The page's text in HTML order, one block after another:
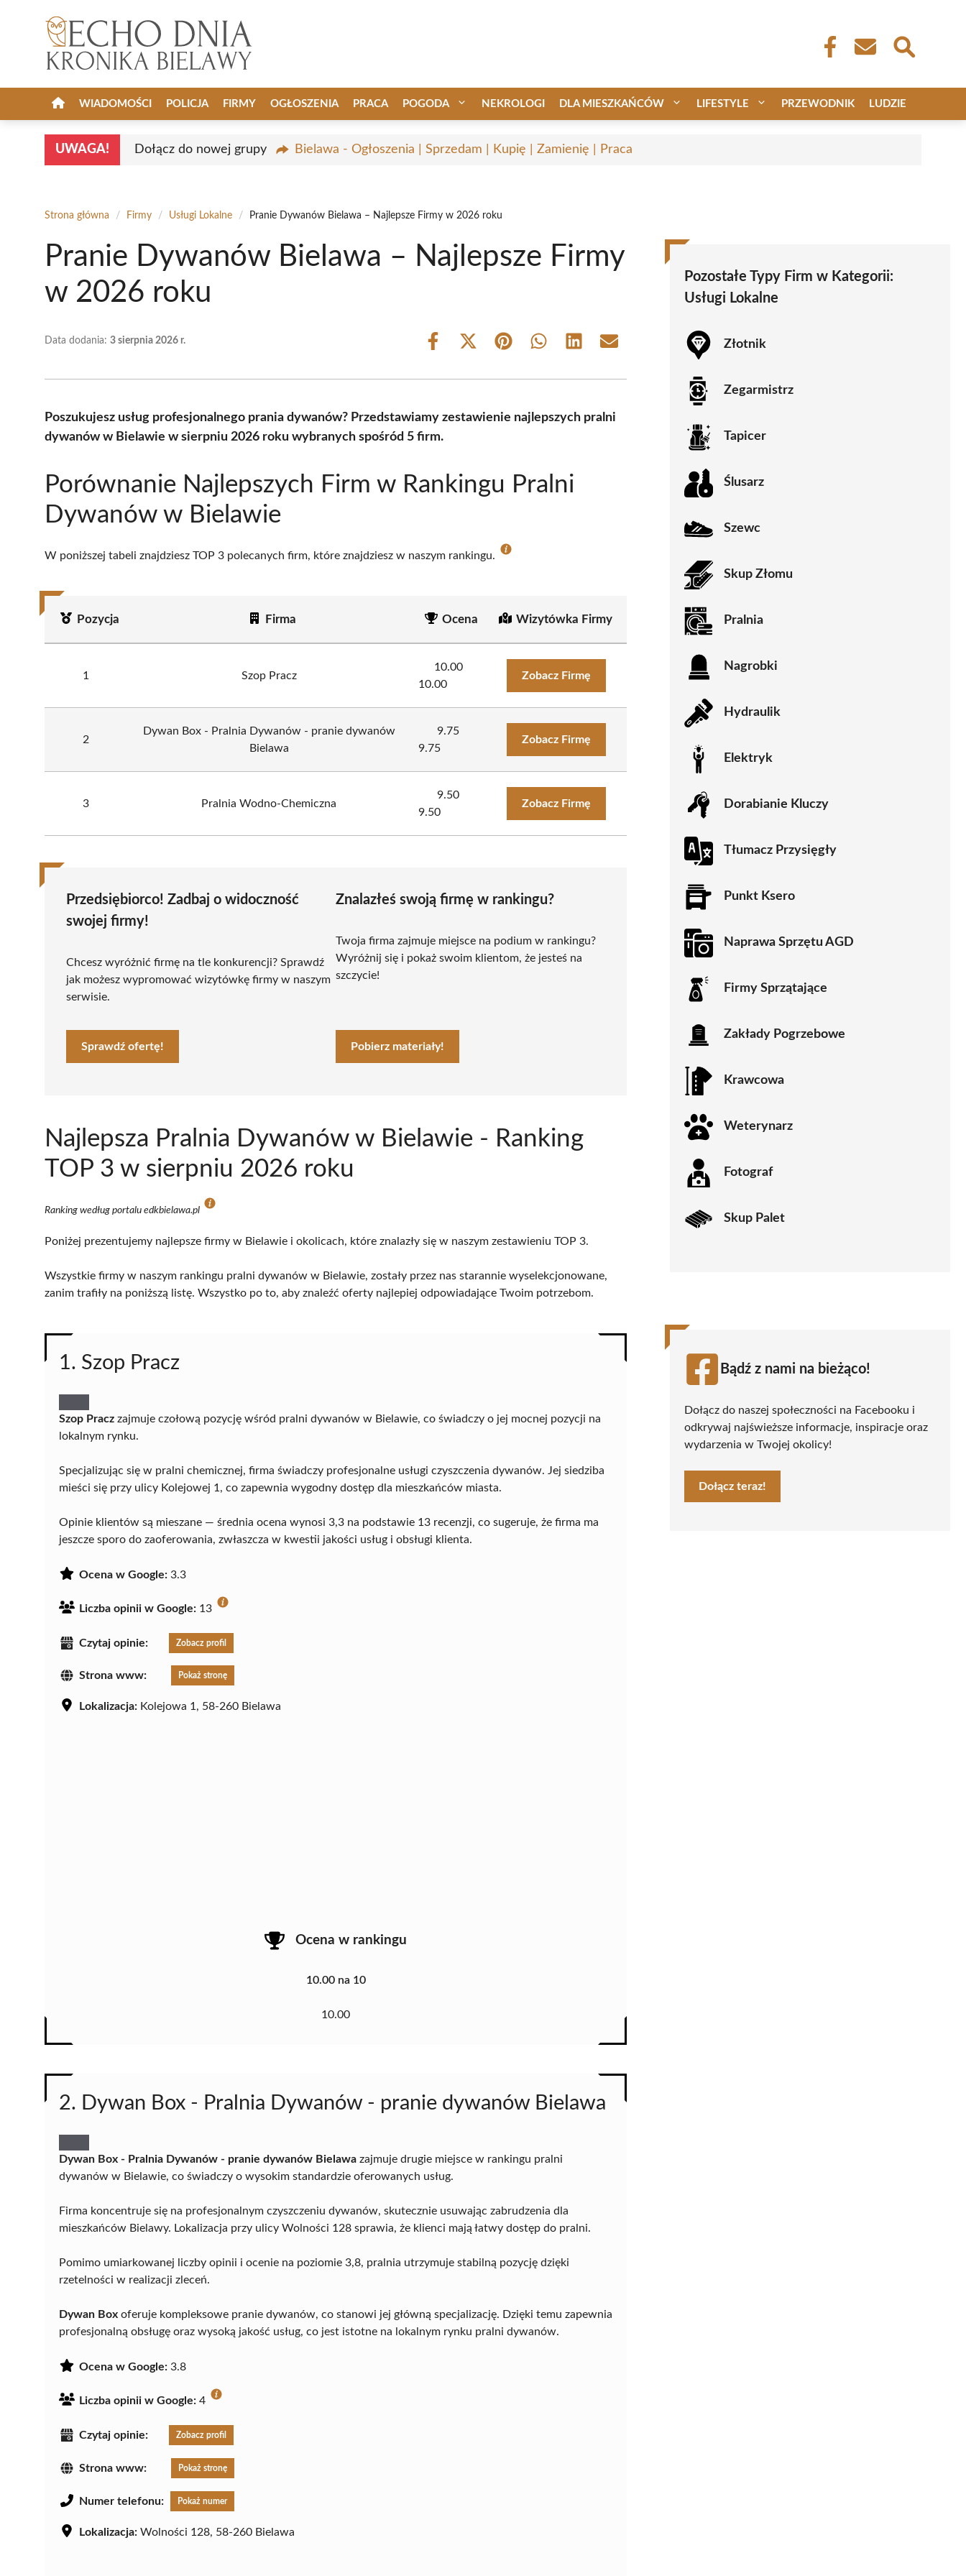
WIADOMOŚCI POLICJA FIRMY OGŁOSZENIA PRACA POGODA NEKROLOGI DLA MIESZKAŃCÓW LIFESTYLE PRZEWODNIK LUDZIE
UWAGA! Dołącz do nowej grupy Bielawa - Ogłoszenia | Sprzedam | Kupię | Zamienię | Praca
Strona główna / Firmy / Usługi Lokalne / Pranie Dywanów Bielawa – Najlepsze Firmy w 2026 roku
Pranie Dywanów Bielawa – Najlepsze Firmy
w 2026 roku
Data dodania: 3 sierpnia 2026 r.
Share
Share
(Twitter)
Share Share Share Share
Poszukujesz usług profesjonalnego prania dywanów? Przedstawiamy zestawienie najlepszych pralni
dywanów w Bielawie w sierpniu 2026 roku wybranych spośród 5 firm.
Porównanie Najlepszych Firm w Rankingu Pralni
Dywanów w Bielawie
W poniższej tabeli znajdziesz TOP 3 polecanych firm, które znajdziesz w naszym rankingu.
Pozycja Firma Ocena Wizytówka Firmy
1 Szop Pracz
10.00
10.00
Zobacz Firmę
2
Dywan Box - Pralnia Dywanów - pranie dywanów
Bielawa
9.75
9.75
Zobacz Firmę
3 Pralnia Wodno-Chemiczna
9.50
9.50
Zobacz Firmę
Przedsiębiorco! Zadbaj o widoczność
swojej firmy!
Chcesz wyróżnić firmę na tle konkurencji? Sprawdź
jak możesz wypromować wizytówkę firmy w naszym
serwisie.
Sprawdź ofertę!
Znalazłeś swoją firmę w rankingu?
Twoja firma zajmuje miejsce na podium w rankingu?
Wyróżnij się i pokaż swoim klientom, że jesteś na
szczycie!
Pobierz materiały!
Najlepsza Pralnia Dywanów w Bielawie - Ranking
TOP 3 w sierpniu 2026 roku
Ranking według portalu edkbielawa.pl
Poniżej prezentujemy najlepsze firmy w Bielawie i okolicach, które znalazły się w naszym zestawieniu TOP 3.
Wszystkie firmy w naszym rankingu pralni dywanów w Bielawie, zostały przez nas starannie wyselekcjonowane,
zanim trafiły na poniższą listę. Wszystko po to, aby znaleźć oferty najlepiej odpowiadające Twoim potrzebom.
1. Szop Pracz
Szop Pracz zajmuje czołową pozycję wśród pralni dywanów w Bielawie, co świadczy o jej mocnej pozycji na
lokalnym rynku.
Specjalizując się w pralni chemicznej, firma świadczy profesjonalne usługi czyszczenia dywanów. Jej siedziba
mieści się przy ulicy Kolejowej 1, co zapewnia wygodny dostęp dla mieszkańców miasta.
Opinie klientów są mieszane — średnia ocena wynosi 3,3 na podstawie 13 recenzji, co sugeruje, że firma ma
jeszcze sporo do zaoferowania, zwłaszcza w kwestii jakości usług i obsługi klienta.
Ocena w Google: 3.3
Liczba opinii w Google: 13
Czytaj opinie: Zobacz profil
Strona www: Pokaż stronę
Lokalizacja: Kolejowa 1, 58-260 Bielawa
Ocena w rankingu
10.00 na 10
10.00
2. Dywan Box - Pralnia Dywanów - pranie dywanów Bielawa
Dywan Box - Pralnia Dywanów - pranie dywanów Bielawa zajmuje drugie miejsce w rankingu pralni
dywanów w Bielawie, co świadczy o wysokim standardzie oferowanych usług.
Firma koncentruje się na profesjonalnym czyszczeniu dywanów, skutecznie usuwając zabrudzenia dla
mieszkańców Bielawy. Lokalizacja przy ulicy Wolności 128 sprawia, że klienci mają łatwy dostęp do pralni.
Pomimo umiarkowanej liczby opinii i ocenie na poziomie 3,8, pralnia utrzymuje stabilną pozycję dzięki
rzetelności w realizacji zleceń.
Dywan Box oferuje kompleksowe pranie dywanów, co stanowi jej główną specjalizację. Dzięki temu zapewnia
profesjonalną obsługę oraz wysoką jakość usług, co jest istotne na lokalnym rynku pralni dywanów.
Ocena w Google: 3.8
Liczba opinii w Google: 4
Czytaj opinie: Zobacz profil
Strona www: Pokaż stronę
Numer telefonu: Pokaż numer
Lokalizacja: Wolności 128, 58-260 Bielawa
Pozostałe Typy Firm w Kategorii:
Usługi Lokalne
Złotnik
Zegarmistrz
Tapicer
Ślusarz
Szewc
Skup Złomu
Pralnia
Nagrobki
Hydraulik
Elektryk
Dorabianie Kluczy
Tłumacz Przysięgły
Punkt Ksero
Naprawa Sprzętu AGD
Firmy Sprzątające
Zakłady Pogrzebowe
Krawcowa
Weterynarz
Fotograf
Skup Palet
Bądź z nami na bieżąco!
Dołącz do naszej społeczności na Facebooku i
odkrywaj najświeższe informacje, inspiracje oraz
wydarzenia w Twojej okolicy!
Dołącz teraz!